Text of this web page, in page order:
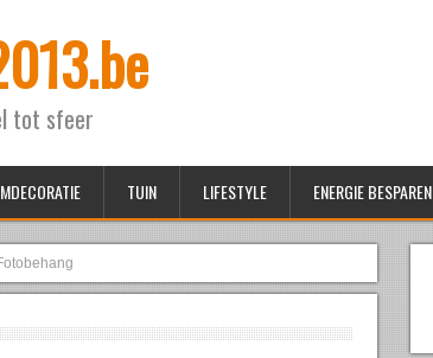
tot sfeer
TUIN LIFESTYLE ENERGIE BESPAREN